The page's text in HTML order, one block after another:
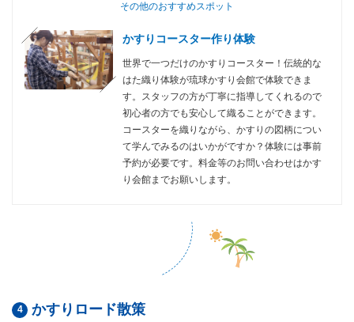
その他のおすすめスポット
かすりコースター作り体験
世界で一つだけのかすりコースター！伝統的な
はた織り体験が琉球かすり会館で体験できま
す。スタッフの方が丁寧に指導してくれるので
初心者の方でも安心して織ることができます。
コースターを織りながら、かすりの図柄につい
て学んでみるのはいかがですか？体験には事前
予約が必要です。料金等のお問い合わせはかす
り会館までお願いします。
かすりロード散策